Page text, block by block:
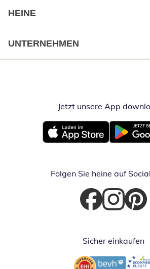
HEINE
UNTERNEHMEN
Jetzt unsere App
Öffnet in neuem Fenster
Öffnet in
Folgen Sie heine auf
Öffnet in neuem
Öffnet in
Sicher einkaufen